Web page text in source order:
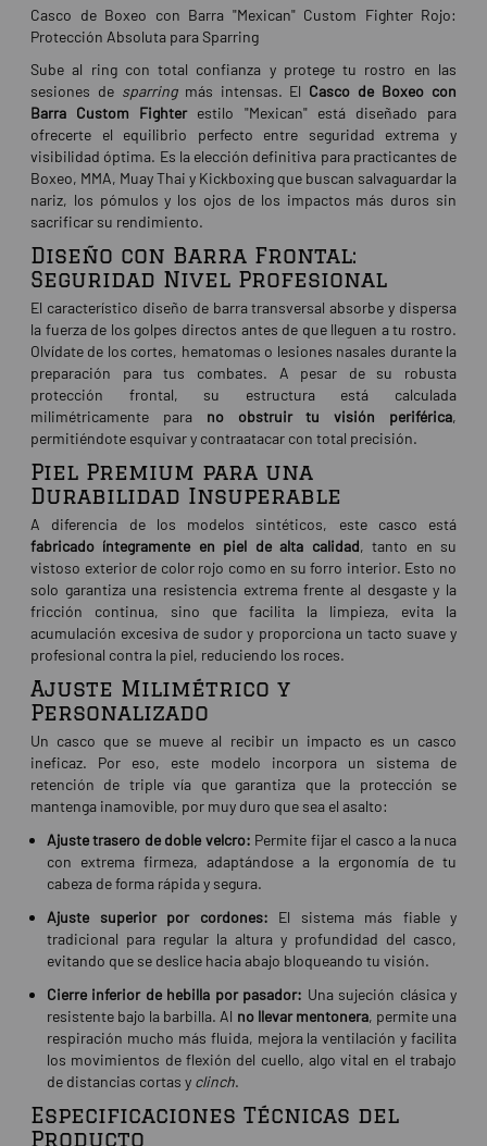
Casco de Boxeo con Barra "Mexican" Custom Fighter Rojo:
Protección Absoluta para Sparring
Sube al ring con total confianza y protege tu rostro en las
sesiones de sparringmás intensas. El Casco de Boxeo con
Barra Custom Fighterestilo "Mexican" está diseñado para
ofrecerte el equilibrio perfecto entre seguridad extrema y
visibilidad óptima. Es la elección definitiva para practicantes de
Boxeo, MMA, Muay Thai y Kickboxing que buscan salvaguardar la
nariz, los pómulos y los ojos de los impactos más duros sin
sacrificar su rendimiento.
Diseño con Barra Frontal:
Seguridad Nivel Profesional
El característico diseño de barra transversal absorbe y dispersa
la fuerza de los golpes directos antes de que lleguen a tu rostro.
Olvídate de los cortes, hematomas o lesiones nasales durante la
preparación para tus combates. A pesar de su robusta
protección frontal, su estructura está calculada
milimétricamente para no obstruir tu visión periférica,
permitiéndote esquivar y contraatacar con total precisión.
Piel Premium para una
Durabilidad Insuperable
A diferencia de los modelos sintéticos, este casco está
fabricado íntegramente en piel de alta calidad, tanto en su
vistoso exterior de color rojo como en su forro interior. Esto no
solo garantiza una resistencia extrema frente al desgaste y la
fricción continua, sino que facilita la limpieza, evita la
acumulación excesiva de sudor y proporciona un tacto suave y
profesional contra la piel, reduciendo los roces.
Ajuste Milimétrico y
Personalizado
Un casco que se mueve al recibir un impacto es un casco
ineficaz. Por eso, este modelo incorpora un sistema de
retención de triple vía que garantiza que la protección se
mantenga inamovible, por muy duro que sea el asalto:
Ajuste trasero de doble velcro: Permite fijar el casco a la nuca
con extrema firmeza, adaptándose a la ergonomía de tu
cabeza de forma rápida y segura.
Ajuste superior por cordones: El sistema más fiable y
tradicional para regular la altura y profundidad del casco,
evitando que se deslice hacia abajo bloqueando tu visión.
Cierre inferior de hebilla por pasador: Una sujeción clásica y
resistente bajo la barbilla. Al no llevar mentonera, permite una
respiración mucho más fluida, mejora la ventilación y facilita
los movimientos de flexión del cuello, algo vital en el trabajo
de distancias cortas y clinch.
Especificaciones Técnicas del
Producto